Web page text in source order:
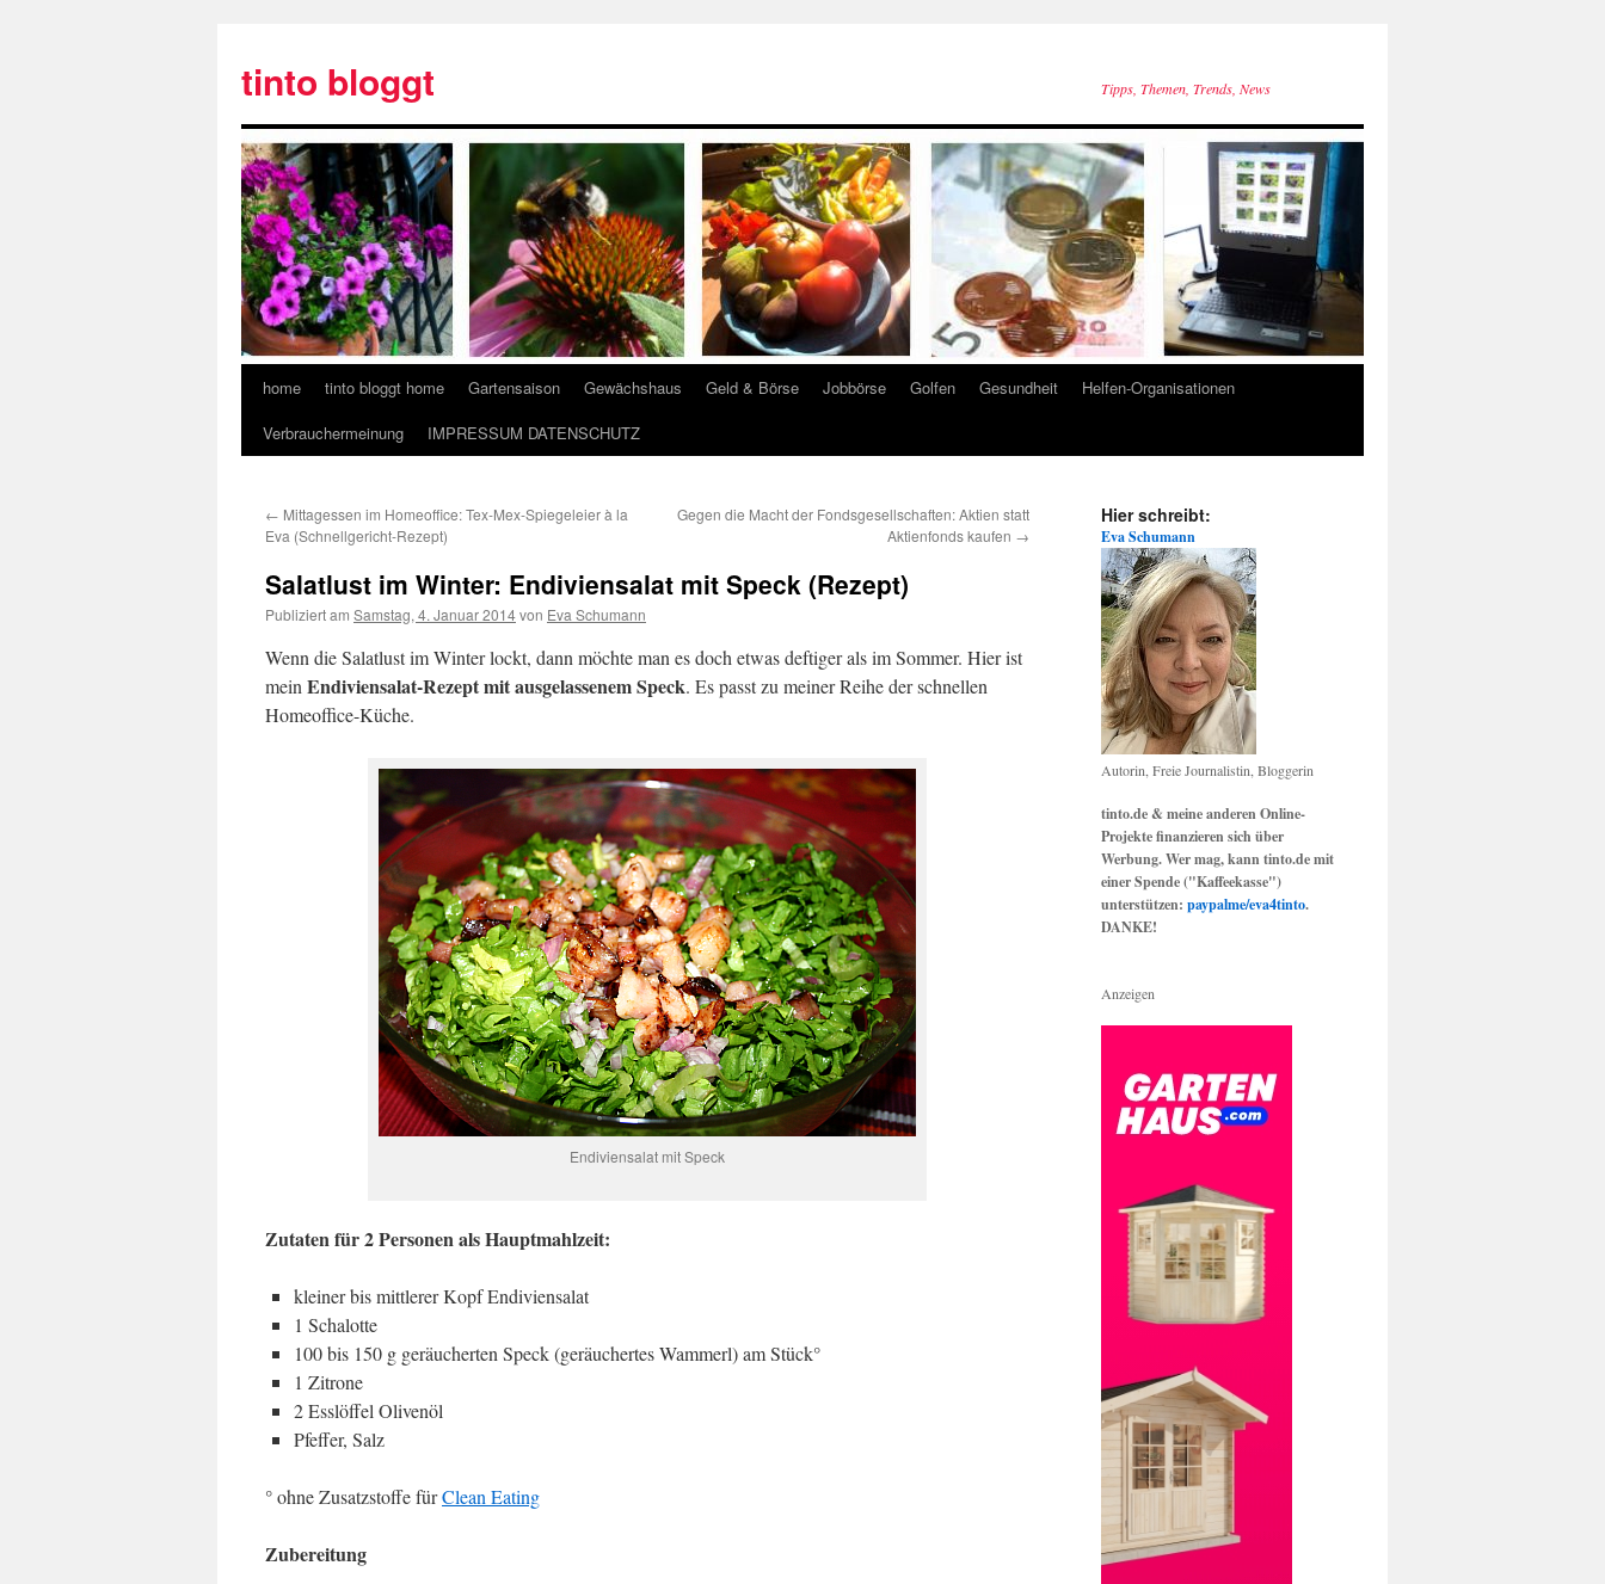
tinto bloggt Tipps, Themen, Trends, News
home tinto bloggt home Gartensaison Gewächshaus Geld & Börse Jobbörse Golfen Gesundheit
Helfen-Organisationen
Verbrauchermeinung
IMPRESSUM DATENSCHUTZ
← Mittagessen im Homeoffice: Tex-Mex-Spiegeleier à la
Eva (Schnellgericht-Rezept)
Gegen die Macht der Fondsgesellschaften: Aktien statt
Aktienfonds kaufen →
Salatlust im Winter: Endiviensalat mit Speck (Rezept)
Publiziert am Samstag, 4. Januar 2014von Eva Schumann
Wenn die Salatlust im Winter lockt, dann möchte man es doch etwas deftiger als im Sommer. Hier ist
mein Endiviensalat-Rezept mit ausgelassenem Speck. Es passt zu meiner Reihe der schnellen
Homeoffice-Küche.
Endiviensalat mit Speck
Zutaten für 2 Personen als Hauptmahlzeit:
kleiner bis mittlerer Kopf Endiviensalat
1 Schalotte
100 bis 150 g geräucherten Speck (geräuchertes Wammerl) am Stück°
1 Zitrone
2 Esslöffel Olivenöl
Pfeffer, Salz
° ohne Zusatzstoffe fürClean Eating
Zubereitung
Hier schreibt:
Eva Schumann
Autorin, Freie Journalistin, Bloggerin
tinto.de & meine anderen Online-
Projekte finanzieren sich über
Werbung. Wer mag, kann tinto.de mit
einer Spende ("Kaffeekasse")
unterstützen: paypalme/eva4tinto.
DANKE!
Anzeigen